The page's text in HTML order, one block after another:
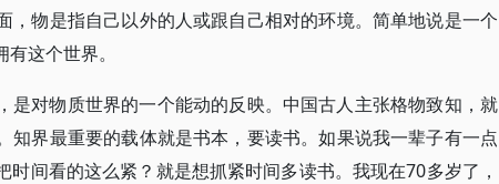
，物是指自己以外的人或跟自己相对的环境。简单地说是一个
这个世界。
是对物质世界的一个能动的反映。中国古人主张格物致知，就
知界最重要的载体就是书本，要读书。如果说我一辈子有一点
间看的这么紧？就是想抓紧时间多读书。我现在70多岁了，